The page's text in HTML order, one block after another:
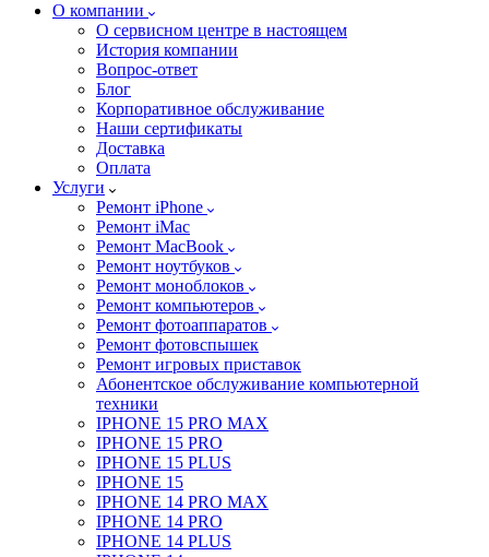
О компании
О сервисном центре в настоящем
История компании
Вопрос-ответ
Блог
Корпоративное обслуживание
Наши сертификаты
Доставка
Оплата
Услуги
Ремонт iPhone
Ремонт iMac
Ремонт MacBook
Ремонт ноутбуков
Ремонт моноблоков
Ремонт компьютеров
Ремонт фотоаппаратов
Ремонт фотовспышек
Ремонт игровых приставок
Абонентское обслуживание компьютерной
техники
IPHONE 15 PRO MAX
IPHONE 15 PRO
IPHONE 15 PLUS
IPHONE 15
IPHONE 14 PRO MAX
IPHONE 14 PRO
IPHONE 14 PLUS